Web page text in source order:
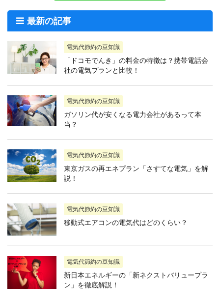
最新の記事
電気代節約の豆知識
「ドコモでんき」の料金の特徴は？携帯電話会
社の電気プランと比較！
電気代節約の豆知識
ガソリン代が安くなる電力会社があるって本
当？
電気代節約の豆知識
東京ガスの再エネプラン「さすてな電気」を解
説！
電気代節約の豆知識
移動式エアコンの電気代はどのくらい？
電気代節約の豆知識
新日本エネルギーの「新ネクストバリュープラ
ン」を徹底解説！